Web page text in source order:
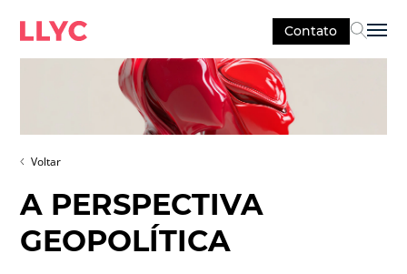
Contato
Voltar
A PERSPECTIVA
GEOPOLÍTICA